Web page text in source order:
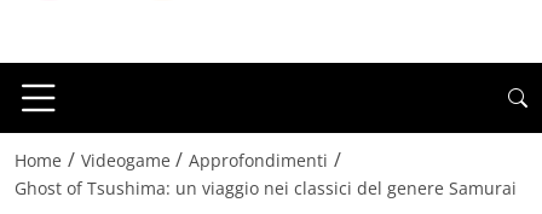
Home / Videogame / Approfondimenti /
Ghost of Tsushima: un viaggio nei classici del genere Samurai